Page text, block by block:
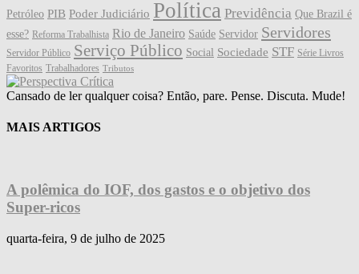
Petróleo PIB Poder Judiciário Política Previdência Que Brazil é
esse? Reforma Trabalhista Rio de Janeiro Saúde Servidor Servidores
Servidor Público Serviço Público Social Sociedade STF Série Livros
Favoritos Trabalhadores Tributos
Cansado de ler qualquer coisa? Então, pare. Pense. Discuta. Mude!
MAIS ARTIGOS
A polêmica do IOF, dos gastos e o objetivo dos
Super-ricos
quarta-feira, 9 de julho de 2025